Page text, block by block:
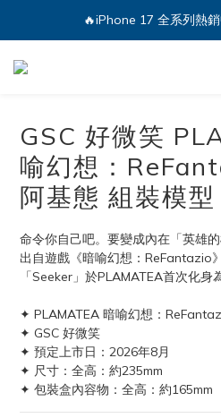
🔥iPhone 17 全系列熱
🔥iPhone 17 全系列熱
💕加入Q哥 Line 新好
GSC 好微笑
喻幻想：
阿基態 組裝模型
命令你自己吧。要變成內在「英雄
出自遊戲《暗喻幻想：ReFantazio
「Seeker」於PLAMATEA首次化身
✦ PLAMATEA 暗喻幻想：
✦ GSC 好微笑
✦ 預定上市日：2026年8月
✦ 尺寸：全高：約235mm
✦ 包裝盒內容物：全高：約165mm